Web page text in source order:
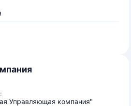
Управляющая компания"